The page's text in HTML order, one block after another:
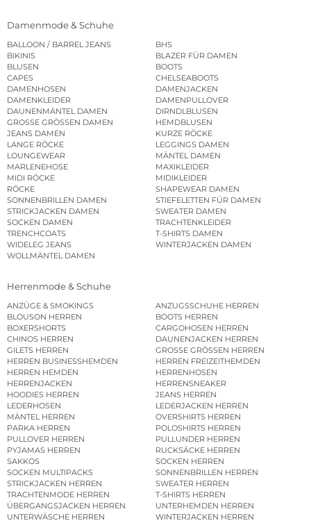
Damenmode & Schuhe
BALLOON / BARREL JEANS
BHS
BIKINIS
BLAZER FÜR DAMEN
BLUSEN
BOOTS
CAPES
CHELSEABOOTS
DAMENHOSEN
DAMENJACKEN
DAMENKLEIDER
DAMENPULLOVER
DAUNENMÄNTEL DAMEN
DIRNDLBLUSEN
GROSSE GRÖSSEN DAMEN
HEMDBLUSEN
JEANS DAMEN
KURZE RÖCKE
LANGE RÖCKE
LEGGINGS DAMEN
LOUNGEWEAR
MÄNTEL DAMEN
MARLENEHOSE
MAXIKLEIDER
MIDI RÖCKE
MIDIKLEIDER
RÖCKE
SHAPEWEAR DAMEN
SONNENBRILLEN DAMEN
STIEFELETTEN FÜR DAMEN
STRICKJACKEN DAMEN
SWEATER DAMEN
SOCKEN DAMEN
TRACHTENKLEIDER
TRENCHCOATS
T-SHIRTS DAMEN
WIDELEG JEANS
WINTERJACKEN DAMEN
WOLLMÄNTEL DAMEN
Herrenmode & Schuhe
ANZÜGE & SMOKINGS
ANZUGSSCHUHE HERREN
BLOUSON HERREN
BOOTS HERREN
BOXERSHORTS
CARGOHOSEN HERREN
CHINOS HERREN
DAUNENJACKEN HERREN
GILETS HERREN
GROSSE GRÖSSEN HERREN
HERREN BUSINESSHEMDEN
HERREN FREIZEITHEMDEN
HERREN HEMDEN
HERRENHOSEN
HERRENJACKEN
HERRENSNEAKER
HOODIES HERREN
JEANS HERREN
LEDERHOSEN
LEDERJACKEN HERREN
MÄNTEL HERREN
OVERSHIRTS HERREN
PARKA HERREN
POLOSHIRTS HERREN
PULLOVER HERREN
PULLUNDER HERREN
PYJAMAS HERREN
RUCKSÄCKE HERREN
SAKKOS
SOCKEN HERREN
SOCKEN MULTIPACKS
SONNENBRILLEN HERREN
STRICKJACKEN HERREN
SWEATER HERREN
TRACHTENMODE HERREN
T-SHIRTS HERREN
ÜBERGANGSJACKEN HERREN
UNTERHEMDEN HERREN
UNTERWÄSCHE HERREN
WINTERJACKEN HERREN